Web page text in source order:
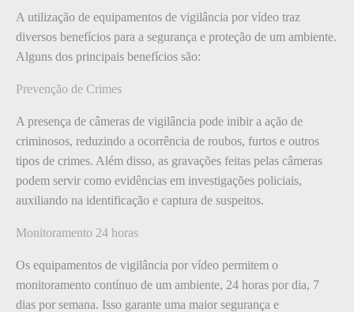
A utilização de equipamentos de vigilância por vídeo traz
diversos benefícios para a segurança e proteção de um ambiente.
Alguns dos principais benefícios são:
Prevenção de Crimes
A presença de câmeras de vigilância pode inibir a ação de
criminosos, reduzindo a ocorrência de roubos, furtos e outros
tipos de crimes. Além disso, as gravações feitas pelas câmeras
podem servir como evidências em investigações policiais,
auxiliando na identificação e captura de suspeitos.
Monitoramento 24 horas
Os equipamentos de vigilância por vídeo permitem o
monitoramento contínuo de um ambiente, 24 horas por dia, 7
dias por semana. Isso garante uma maior segurança e